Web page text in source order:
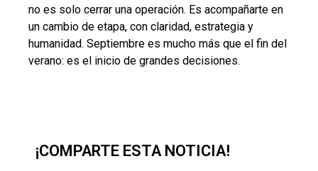
no es solo cerrar una operación. Es acompañarte en
un cambio de etapa, con claridad, estrategia y
humanidad. Septiembre es mucho más que el fin del
verano: es el inicio de grandes decisiones.
¡COMPARTE ESTA NOTICIA!